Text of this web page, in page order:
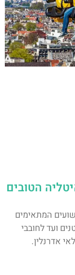
הטובים
המתאימים
ועד לחובבי
אדרנלין.